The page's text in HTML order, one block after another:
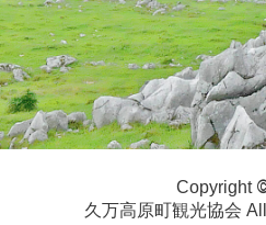
Copyright
久万高原町観光協会